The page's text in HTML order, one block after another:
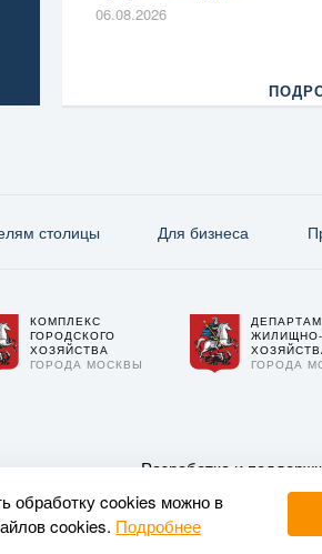
06.08.2026
столицы Для бизнеса
КОМПЛЕКС
ГОРОДСКОГО
ХОЗЯЙСТВА
ГОРОДА МОСКВЫ
ГОРОДА
Разработка и
обработку cookies можно в
cookies. Подробнее